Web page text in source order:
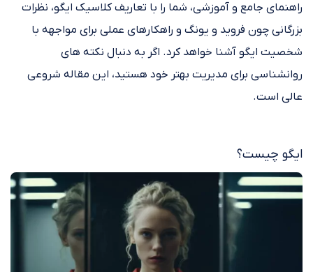
راهنمای جامع و آموزشی، شما را با تعاریف کلاسیک ایگو، نظرات
بزرگانی چون فروید و یونگ و راهکارهای عملی برای مواجهه با
شخصیت ایگو آشنا خواهد کرد. اگر به دنبال نکته‌ های
روانشناسی برای مدیریت بهتر خود هستید، این مقاله شروعی
عالی است.
ایگو چیست؟